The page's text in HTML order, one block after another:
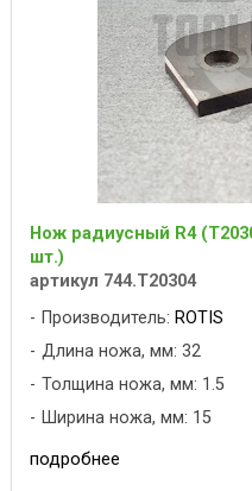
Нож радиусный R4
шт.)
артикул 744.T20304
Производитель: ROTIS
Длина ножа, мм: 32
Толщина ножа, мм: 1.5
Ширина ножа, мм: 15
подробнее